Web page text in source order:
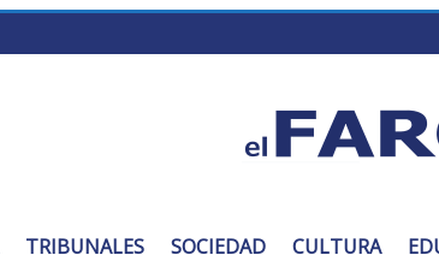
TRIBUNALES SOCIEDAD CULTURA